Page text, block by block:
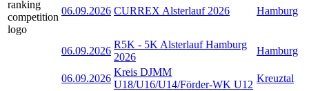
06.09.2026 CURREX Alsterlauf 2026 Hamburg
06.09.2026
R5K - 5K Alsterlauf Hamburg
2026
Hamburg
06.09.2026
Kreis DJMM
U18/U16/U14/Förder-WK U12
Kreuztal